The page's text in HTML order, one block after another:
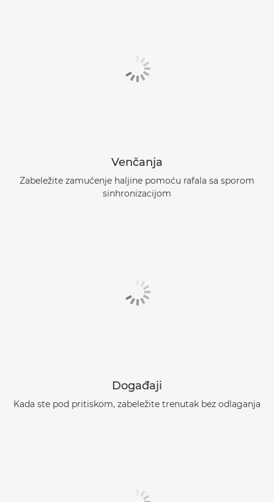
Venčanja
Zabeležite zamućenje haljine pomoću rafala sa sporom
sinhronizacijom
Događaji
Kada ste pod pritiskom, zabeležite trenutak bez odlaganja